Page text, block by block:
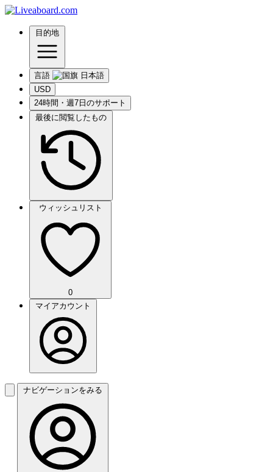
目的地
言語
USD
24時間・週7日のサポート
最後に閲覧したもの
ウィッシュリスト
0
マイアカウント
ナビゲーションをみる